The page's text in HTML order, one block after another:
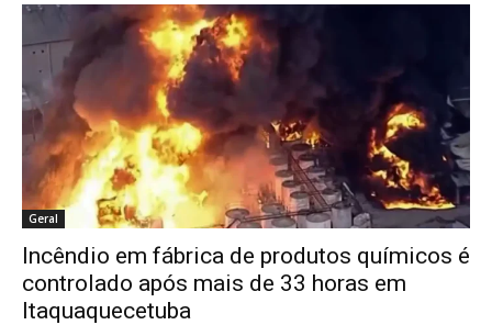
Geral
Incêndio em fábrica de produtos químicos é
controlado após mais de 33 horas em
Itaquaquecetuba